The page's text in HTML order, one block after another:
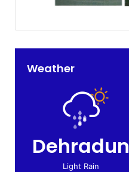
Weather
Dehradun
Light Rain